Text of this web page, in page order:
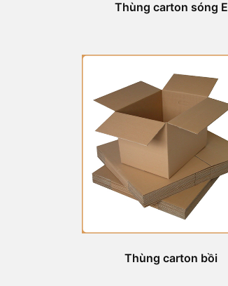
Thùng carton sóng E
Thùng carton bồi